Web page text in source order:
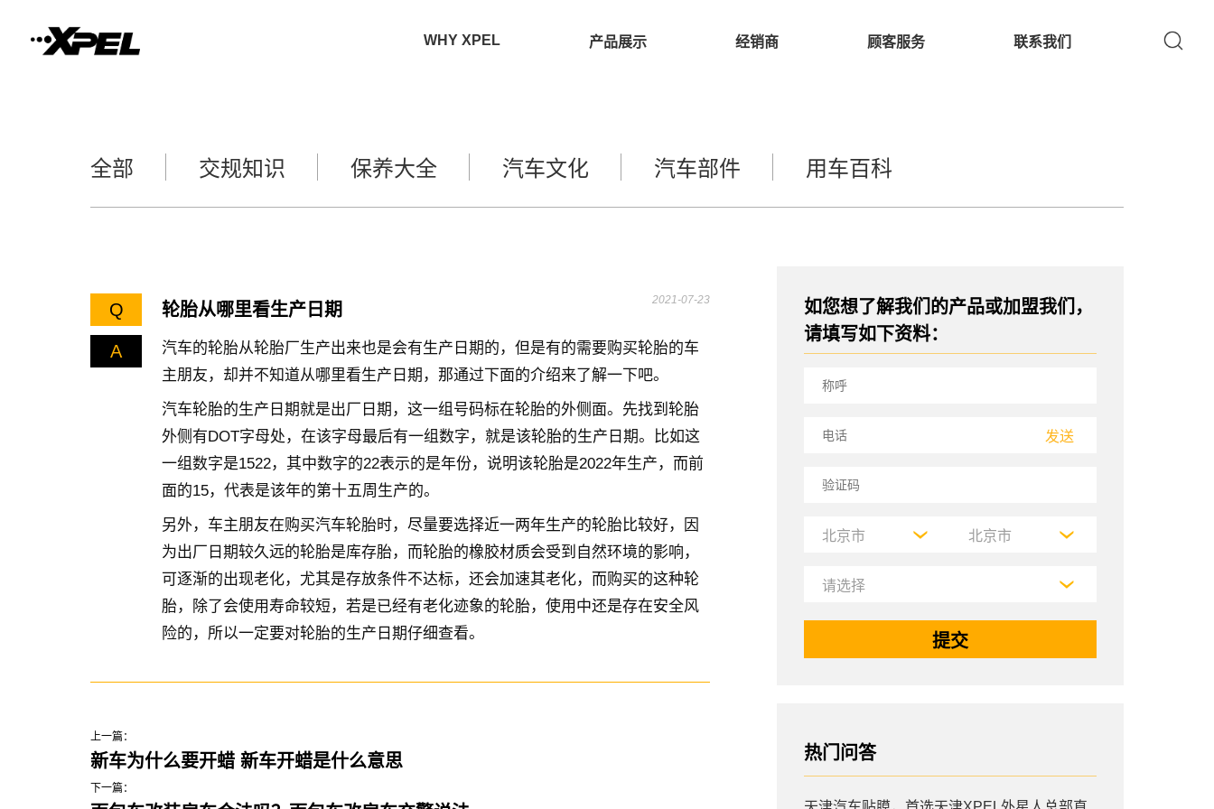
WHY XPEL 产品展示 经销商 顾客服务 联系我们
全部 交规知识 保养大全 汽车文化 汽车部件 用车百科
Q 轮胎从哪里看生产日期 2021-07-23
A
汽车的轮胎从轮胎厂生产出来也是会有生产日期的，但是有的需要购买轮胎的车
主朋友，却并不知道从哪里看生产日期，那通过下面的介绍来了解一下吧。
汽车轮胎的生产日期就是出厂日期，这一组号码标在轮胎的外侧面。先找到轮胎
外侧有DOT字母处，在该字母最后有一组数字，就是该轮胎的生产日期。比如这
一组数字是1522，其中数字的22表示的是年份，说明该轮胎是2022年生产，而前
面的15，代表是该年的第十五周生产的。
另外，车主朋友在购买汽车轮胎时，尽量要选择近一两年生产的轮胎比较好，因
为出厂日期较久远的轮胎是库存胎，而轮胎的橡胶材质会受到自然环境的影响，
可逐渐的出现老化，尤其是存放条件不达标，还会加速其老化，而购买的这种轮
胎，除了会使用寿命较短，若是已经有老化迹象的轮胎，使用中还是存在安全风
险的，所以一定要对轮胎的生产日期仔细查看。
上一篇：
新车为什么要开蜡 新车开蜡是什么意思
下一篇：
如您想了解我们的产品或加盟我们，
请填写如下资料：
发送
热门问答